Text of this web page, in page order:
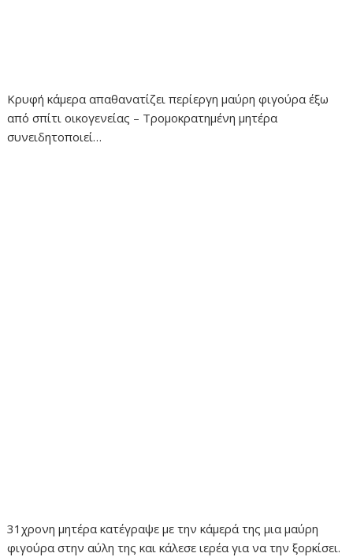
Κρυφή κάμερα απαθανατίζει περίεργη μαύρη φιγούρα έξω
από σπίτι οικογενείας – Τρομοκρατημένη μητέρα
συνειδητοποιεί…
31χρονη μητέρα κατέγραψε με την κάμερά της μια μαύρη
φιγούρα στην αύλη της και κάλεσε ιερέα για να την ξορκίσει.